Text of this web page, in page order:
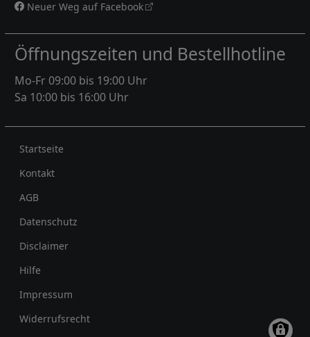
Neuer Weg auf Facebook
Öffnungszeiten und Bestellhotline
Mo-Fr 09:00 bis 19:00 Uhr
Sa 10:00 bis 16:00 Uhr
Rechtliches
Startseite
Kontakt
AGB
Datenschutz
Disclaimer
Hilfe
Impressum
Widerrufsrecht